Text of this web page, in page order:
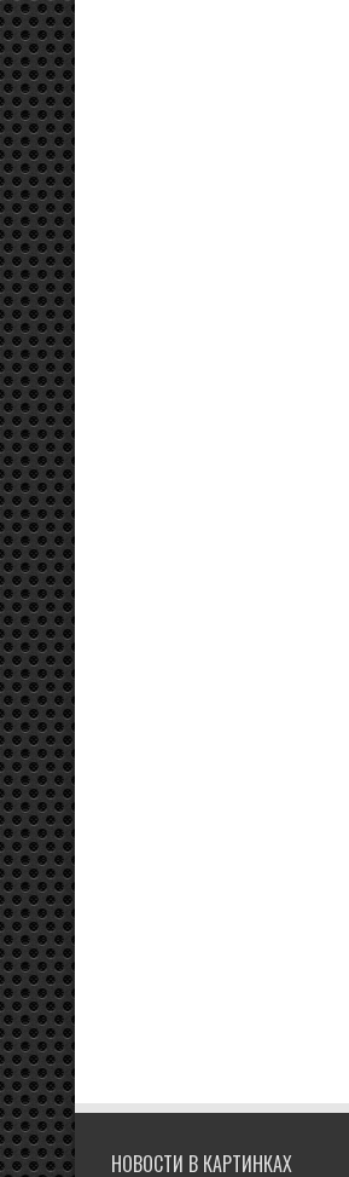
НОВОСТИ В КАРТИНКАХ